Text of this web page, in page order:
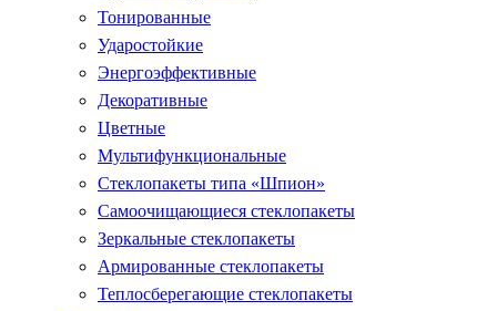
Тонированные
Ударостойкие
Энергоэффективные
Декоративные
Цветные
Мультифункциональные
Стеклопакеты типа «Шпион»
Самоочищающиеся стеклопакеты
Зеркальные стеклопакеты
Армированные стеклопакеты
Теплосберегающие стеклопакеты